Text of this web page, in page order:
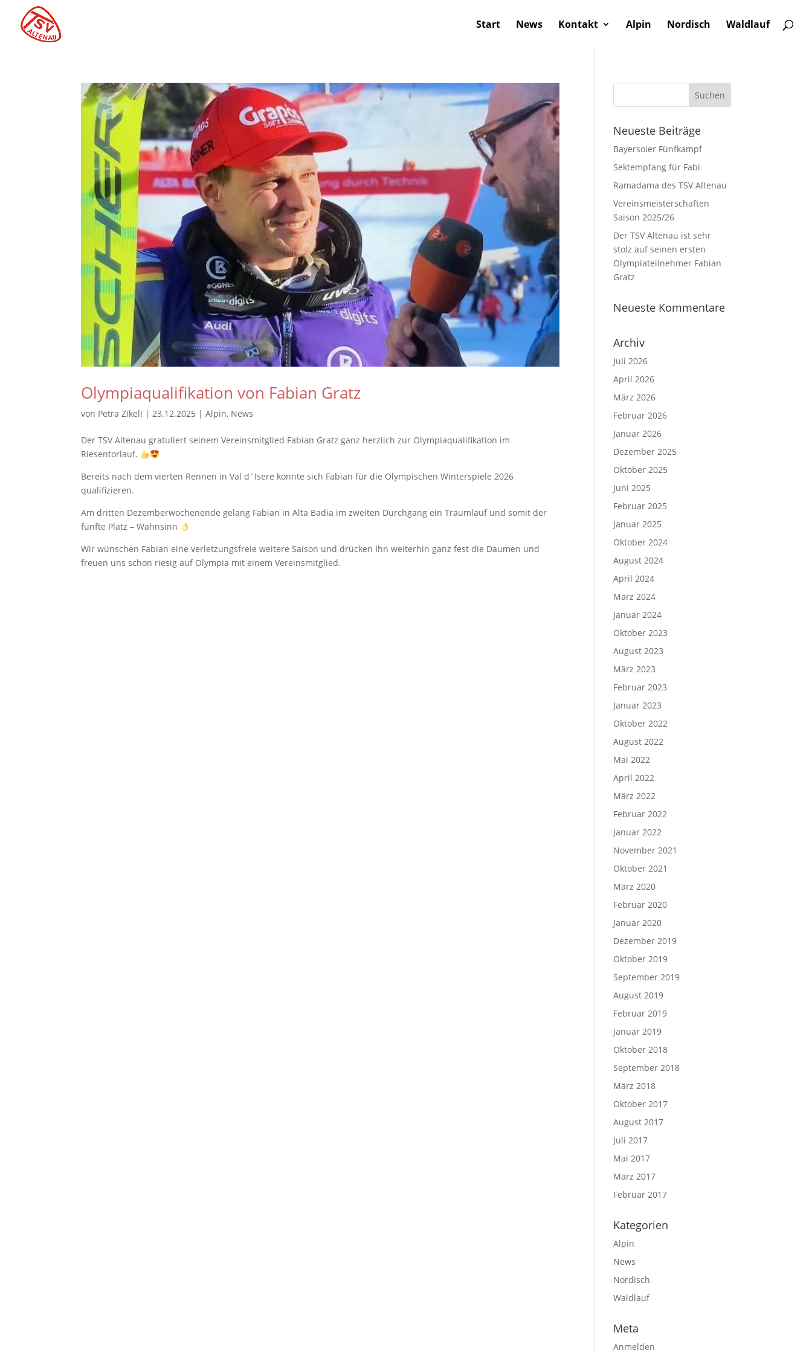
Start News Kontakt Alpin Nordisch Waldlauf
Olympiaqualifikation von Fabian Gratz
von Petra Zikeli |23.12.2025 |Alpin, News
Der TSV Altenau gratuliert seinem Vereinsmitglied Fabian Gratz ganz herzlich zur Olympiaqualifikation im
Riesentorlauf.
Bereits nach dem vierten Rennen in Val d´Isere konnte sich Fabian für die Olympischen Winterspiele 2026
qualifizieren.
Am dritten Dezemberwochenende gelang Fabian in Alta Badia im zweiten Durchgang ein Traumlauf und somit der
fünfte Platz – Wahnsinn
Wir wünschen Fabian eine verletzungsfreie weitere Saison und drücken Ihn weiterhin ganz fest die Daumen und
freuen uns schon riesig auf Olympia mit einem Vereinsmitglied.
Neueste Beiträge
Bayersoier Fünfkampf
Sektempfang für Fabi
Ramadama des TSV Altenau
Vereinsmeisterschaften
Saison 2025/26
Der TSV Altenau ist sehr
stolz auf seinen ersten
Olympiateilnehmer Fabian
Gratz
Neueste Kommentare
Archiv
Juli 2026
April 2026
März 2026
Februar 2026
Januar 2026
Dezember 2025
Oktober 2025
Juni 2025
Februar 2025
Januar 2025
Oktober 2024
August 2024
April 2024
März 2024
Januar 2024
Oktober 2023
August 2023
März 2023
Februar 2023
Januar 2023
Oktober 2022
August 2022
Mai 2022
April 2022
März 2022
Februar 2022
Januar 2022
November 2021
Oktober 2021
März 2020
Februar 2020
Januar 2020
Dezember 2019
Oktober 2019
September 2019
August 2019
Februar 2019
Januar 2019
Oktober 2018
September 2018
März 2018
Oktober 2017
August 2017
Juli 2017
Mai 2017
März 2017
Februar 2017
Kategorien
Alpin
News
Nordisch
Waldlauf
Meta
Anmelden